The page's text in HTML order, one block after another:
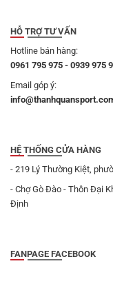
HỖ TRỢ TƯ VẤN
Hotline bán hàng:
0961 795 975 - 0939 975
Email góp ý:
HỆ THỐNG CỬA HÀNG
- 219 Lý Thường Kiệt,
- Chợ Gò Đào - Thôn Đại
Định
FANPAGE FACEBOOK